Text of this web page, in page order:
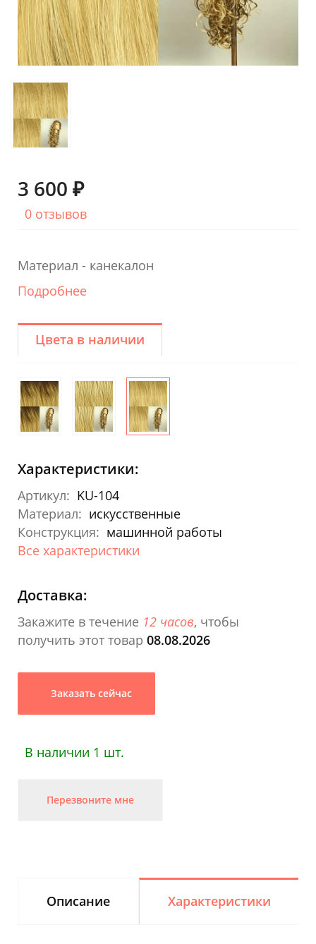
3 600 ₽
0 отзывов
Материал - канекалон
Подробнее
Цвета в наличии
Характеристики:
Артикул: KU-104
Материал: искусственные
Конструкция: машинной работы
Все характеристики
Доставка:
Закажите в течение 12 часов, чтобы
получить этот товар 08.08.2026
Заказать сейчас
В наличии 1 шт.
Перезвоните мне
Описание Характеристики